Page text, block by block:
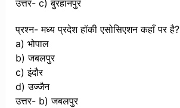
उत्तर- c) बुरहानपुर
प्रश्न- मध्य प्रदेश हॉकी एसोसिएशन कहाँ पर है?
a) भोपाल
b) जबलपुर
c) इंदौर
d) उज्जैन
उत्तर- b) जबलपुर